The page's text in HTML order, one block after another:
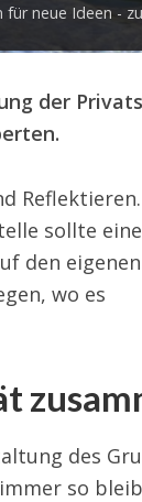
neue Ideen -
der
sollte
den
wo es
des
so